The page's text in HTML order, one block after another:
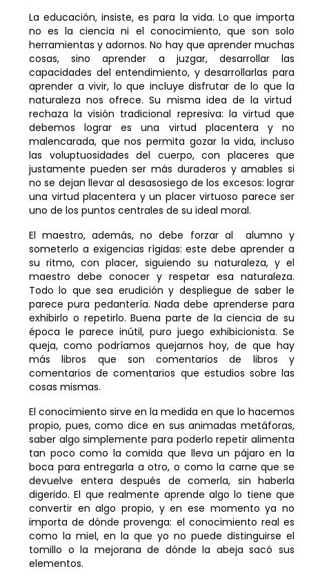
La educación, insiste, es para la vida. Lo que importa
no es la ciencia ni el conocimiento, que son solo
herramientas y adornos. No hay que aprender muchas
cosas, sino aprender a juzgar, desarrollar las
capacidades del entendimiento, y desarrollarlas para
aprender a vivir, lo que incluye disfrutar de lo que la
naturaleza nos ofrece. Su misma idea de la virtud
rechaza la visión tradicional represiva: la virtud que
debemos lograr es una virtud placentera y no
malencarada, que nos permita gozar la vida, incluso
las voluptuosidades del cuerpo, con placeres que
justamente pueden ser más duraderos y amables si
no se dejan llevar al desasosiego de los excesos: lograr
una virtud placentera y un placer virtuoso parece ser
uno de los puntos centrales de su ideal moral.
El maestro, además, no debe forzar al alumno y
someterlo a exigencias rígidas: este debe aprender a
su ritmo, con placer, siguiendo su naturaleza, y el
maestro debe conocer y respetar esa naturaleza.
Todo lo que sea erudición y despliegue de saber le
parece pura pedantería. Nada debe aprenderse para
exhibirlo o repetirlo. Buena parte de la ciencia de su
época le parece inútil, puro juego exhibicionista. Se
queja, como podríamos quejarnos hoy, de que hay
más libros que son comentarios de libros y
comentarios de comentarios que estudios sobre las
cosas mismas.
El conocimiento sirve en la medida en que lo hacemos
propio, pues, como dice en sus animadas metáforas,
saber algo simplemente para poderlo repetir alimenta
tan poco como la comida que lleva un pájaro en la
boca para entregarla a otro, o como la carne que se
devuelve entera después de comerla, sin haberla
digerido. El que realmente aprende algo lo tiene que
convertir en algo propio, y en ese momento ya no
importa de dónde provenga: el conocimiento real es
como la miel, en la que yo no puede distinguirse el
tomillo o la mejorana de dónde la abeja sacó sus
elementos.